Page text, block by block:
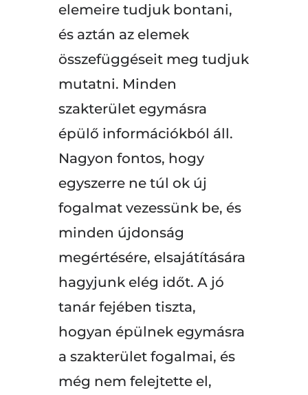
elemeire tudjuk bontani,
és aztán az elemek
összefüggéseit meg tudjuk
mutatni. Minden
szakterület egymásra
épülő információkból áll.
Nagyon fontos, hogy
egyszerre ne túl ok új
fogalmat vezessünk be, és
minden újdonság
megértésére, elsajátítására
hagyjunk elég időt. A jó
tanár fejében tiszta,
hogyan épülnek egymásra
a szakterület fogalmai, és
még nem felejtette el,